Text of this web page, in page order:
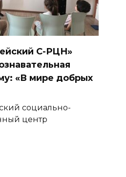
С-РЦН»
«В мире добрых
социально-
центр